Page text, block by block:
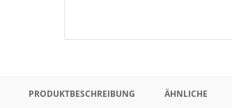
PRODUKTBESCHREIBUNG ÄHNLICHE